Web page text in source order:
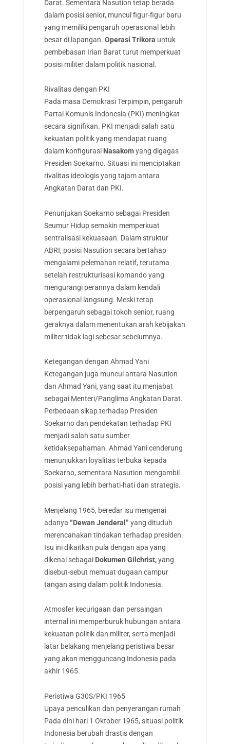
Darat. Sementara Nasution tetap berada
dalam posisi senior, muncul figur-figur baru
yang memiliki pengaruh operasional lebih
besar di lapangan. Operasi Trikora untuk
pembebasan Irian Barat turut memperkuat
posisi militer dalam politik nasional.
Rivalitas dengan PKI
Pada masa Demokrasi Terpimpin, pengaruh
Partai Komunis Indonesia (PKI) meningkat
secara signifikan. PKI menjadi salah satu
kekuatan politik yang mendapat ruang
dalam konfigurasi Nasakomyang digagas
Presiden Soekarno. Situasi ini menciptakan
rivalitas ideologis yang tajam antara
Angkatan Darat dan PKI.
Penunjukan Soekarno sebagai Presiden
Seumur Hidup semakin memperkuat
sentralisasi kekuasaan. Dalam struktur
ABRI, posisi Nasution secara bertahap
mengalami pelemahan relatif, terutama
setelah restrukturisasi komando yang
mengurangi perannya dalam kendali
operasional langsung. Meski tetap
berpengaruh sebagai tokoh senior, ruang
geraknya dalam menentukan arah kebijakan
militer tidak lagi sebesar sebelumnya.
Ketegangan dengan Ahmad Yani
Ketegangan juga muncul antara Nasution
dan Ahmad Yani, yang saat itu menjabat
sebagai Menteri/Panglima Angkatan Darat.
Perbedaan sikap terhadap Presiden
Soekarno dan pendekatan terhadap PKI
menjadi salah satu sumber
ketidaksepahaman. Ahmad Yani cenderung
menunjukkan loyalitas terbuka kepada
Soekarno, sementara Nasution mengambil
posisi yang lebih berhati-hati dan strategis.
Menjelang 1965, beredar isu mengenai
adanya “Dewan Jenderal” yang dituduh
merencanakan tindakan terhadap presiden.
Isu ini dikaitkan pula dengan apa yang
dikenal sebagai Dokumen Gilchrist,yang
disebut-sebut memuat dugaan campur
tangan asing dalam politik Indonesia.
Atmosfer kecurigaan dan persaingan
internal ini memperburuk hubungan antara
kekuatan politik dan militer, serta menjadi
latar belakang menjelang peristiwa besar
yang akan mengguncang Indonesia pada
akhir 1965.
Peristiwa G30S/PKI 1965
Upaya penculikan dan penyerangan rumah
Pada dini hari 1 Oktober 1965, situasi politik
Indonesia berubah drastis dengan